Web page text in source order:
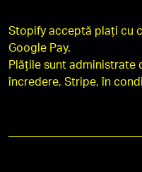
Stopify acceptă plați cu
Google Pay.
Plățile sunt administrate
încredere, Stripe, în